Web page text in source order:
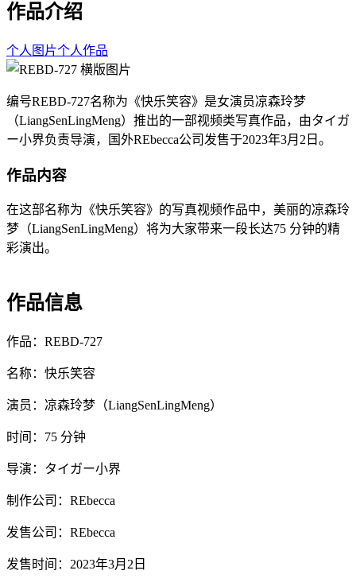
作品介绍
个人图片个人作品
编号REBD-727名称为《快乐笑容》是女演员凉森玲梦
（LiangSenLingMeng）推出的一部视频类写真作品，由タイガ
ー小界负责导演，国外REbecca公司发售于2023年3月2日。
作品内容
在这部名称为《快乐笑容》的写真视频作品中，美丽的凉森玲
梦（LiangSenLingMeng）将为大家带来一段长达75 分钟的精
彩演出。
作品信息
作品：REBD-727
名称：快乐笑容
演员：凉森玲梦（LiangSenLingMeng）
时间：75 分钟
导演：タイガー小界
制作公司：REbecca
发售公司：REbecca
发售时间：2023年3月2日